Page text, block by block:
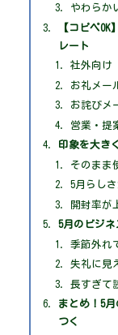
やわらか
【コピペ
レート
社外向け
お礼メー
お詫びメ
営業・提
印象を大き
そのまま
5月らし
開封率が
5月のビジネ
季節外れ
失礼に見
長すぎて
まとめ！5
つく